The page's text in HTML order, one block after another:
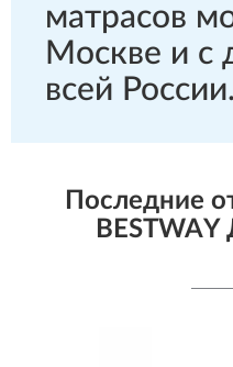
матрасов
Москве и с
всей России.
Последние